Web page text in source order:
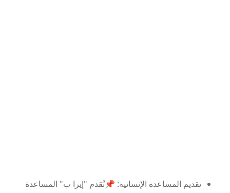
تقديم المساعدة الإنسانية: 📌تُقدم "إيرا ب" المساعدة